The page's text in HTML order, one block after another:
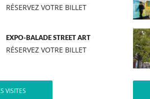
RÉSERVEZ VOTRE BILLET
EXPO-BALADE STREET ART
RÉSERVEZ VOTRE BILLET
VISITES